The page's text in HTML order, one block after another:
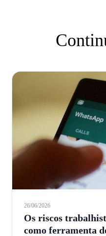
26/06/2026
Os riscos
como ferramenta